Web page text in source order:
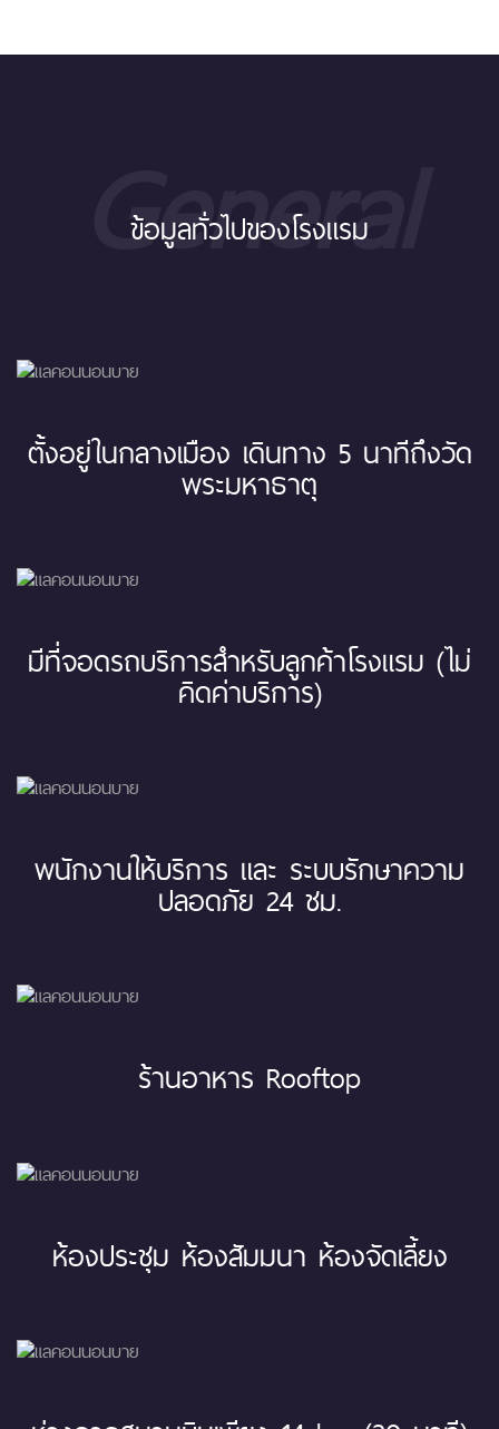
General
ข้อมูลทั่วไปของโรงแรม
ตั้งอยู่ในกลางเมือง เดินทาง 5 นาทีถึงวัด
พระมหาธาตุ
มีที่จอดรถบริการสำหรับลูกค้าโรงแรม (ไม่
คิดค่าบริการ)
พนักงานให้บริการ และ ระบบรักษาความ
ปลอดภัย 24 ชม.
ร้านอาหาร Rooftop
ห้องประชุม ห้องสัมมนา ห้องจัดเลี้ยง